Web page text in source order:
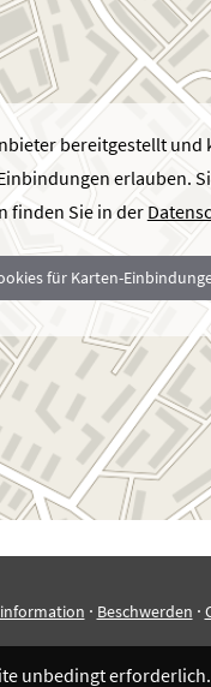
bereitgestellt und
erlauben.
finden Sie in der
für Karten-
· Beschwerden ·
unbedingt